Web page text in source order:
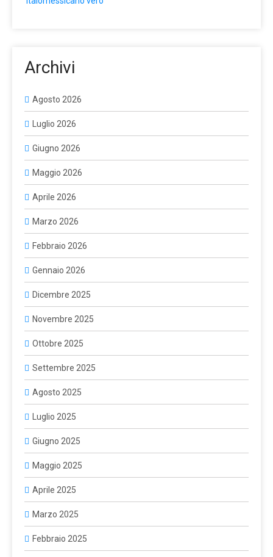
Archivi
Agosto 2026
Luglio 2026
Giugno 2026
Maggio 2026
Aprile 2026
Marzo 2026
Febbraio 2026
Gennaio 2026
Dicembre 2025
Novembre 2025
Ottobre 2025
Settembre 2025
Agosto 2025
Luglio 2025
Giugno 2025
Maggio 2025
Aprile 2025
Marzo 2025
Febbraio 2025